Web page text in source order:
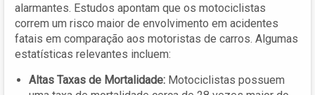
alarmantes. Estudos apontam que os motociclistas
correm um risco maior de envolvimento em acidentes
fatais em comparação aos motoristas de carros. Algumas
estatísticas relevantes incluem:
Altas Taxas de Mortalidade: Motociclistas possuem